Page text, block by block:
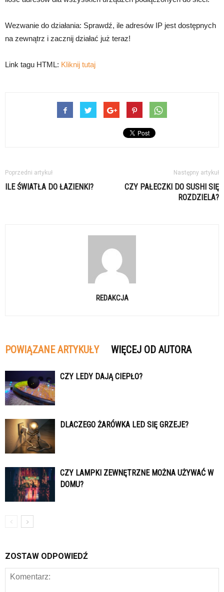
Wezwanie do działania: Sprawdź, ile adresów IP jest dostępnych
na zewnątrz i zacznij działać już teraz!
Link tagu HTML: Kliknij tutaj
Poprzedni artykuł
ILE ŚWIATŁA DO ŁAZIENKI?
Następny artykuł
CZY PAŁECZKI DO SUSHI SIĘ
ROZDZIELA?
REDAKCJA
POWIĄZANE ARTYKUŁY WIĘCEJ OD AUTORA
CZY LEDY DAJĄ CIEPŁO?
DLACZEGO ŻARÓWKA LED SIĘ GRZEJE?
CZY LAMPKI ZEWNĘTRZNE MOŻNA UŻYWAĆ W
DOMU?
ZOSTAW ODPOWIEDŹ